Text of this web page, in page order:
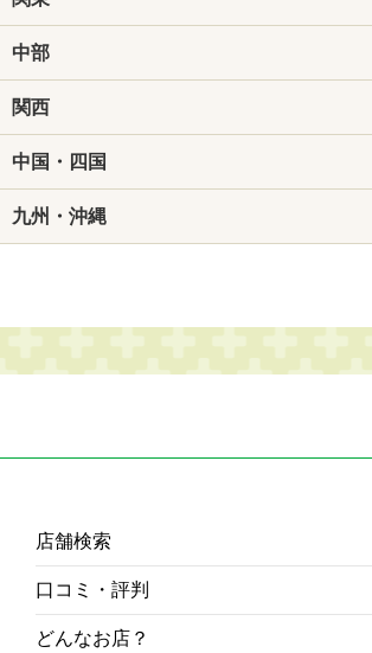
中部
関西
中国・四国
九州・沖縄
店舗検索
口コミ・評判
どんなお店？